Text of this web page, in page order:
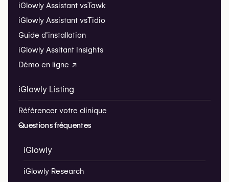
iGlowly Assistant vsTawk
iGlowly Assistant vsTidio
Guide d’installation
iGlowly Assitant Insights
Démo en ligne ↗
iGlowly Listing
Référencer votre clinique
Questions fréquentes
iGlowly
iGlowly Research